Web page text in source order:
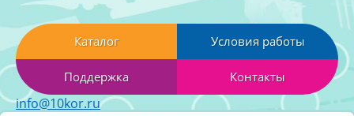
Каталог Условия работы
Поддержка Контакты
info@10kor.ru